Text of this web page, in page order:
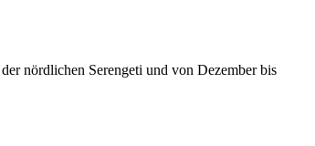
nördlichen Serengeti und von Dezember bis